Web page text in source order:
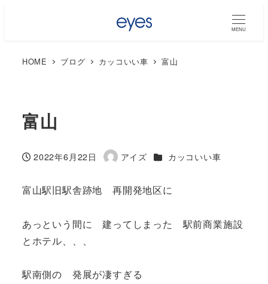
MENU
HOME ブログ カッコいい車 富山
富山
投稿日
2022年6月22日
著
アイズ カテゴリー
カッコいい車
富山駅旧駅舎跡地 再開発地区に
あっという間に 建ってしまった 駅前商業施設
とホテル、、、
駅南側の 発展が凄すぎる